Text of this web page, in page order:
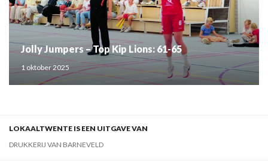
Jolly Jumpers – Top Kip Lions: 61-65
1 oktober 2025
LOKAALTWENTE IS EEN UITGAVE VAN
DRUKKERIJ VAN BARNEVELD